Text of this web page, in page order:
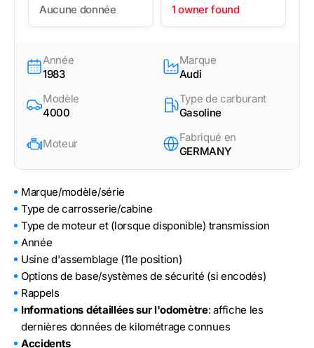
Aucune donnée
1 owner found
Année
1983
Marque
Audi
Modèle
4000
Type de carburant
Gasoline
Moteur
Fabriqué en
GERMANY
Marque/modèle/série
Type de carrosserie/cabine
Type de moteur et (lorsque disponible) transmission
Année
Usine d'assemblage (11e position)
Options de base/systèmes de sécurité (si encodés)
Rappels
Informations détaillées sur l'odomètre: affiche les
dernières données de kilométrage connues
Accidents